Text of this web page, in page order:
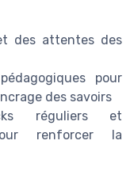
des attentes des
pour
des savoirs
réguliers et
renforcer la